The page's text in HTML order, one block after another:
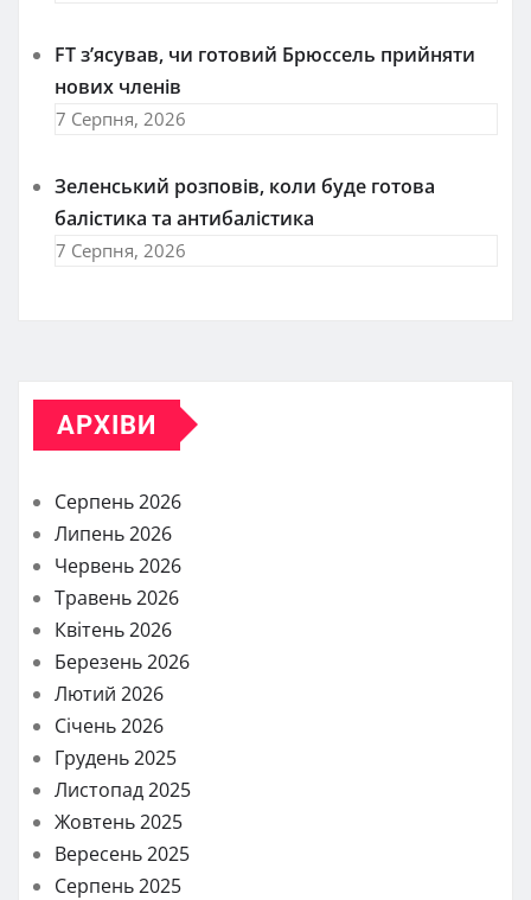
FT зʼясував, чи готовий Брюссель прийняти
нових членів
7 Серпня, 2026
Зеленський розповів, коли буде готова
балістика та антибалістика
7 Серпня, 2026
АРХІВИ
Серпень 2026
Липень 2026
Червень 2026
Травень 2026
Квітень 2026
Березень 2026
Лютий 2026
Січень 2026
Грудень 2025
Листопад 2025
Жовтень 2025
Вересень 2025
Серпень 2025